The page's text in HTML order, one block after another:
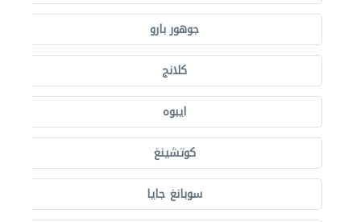
جوهور بارو
كلانج
ايبوه
كوتشينغ
سوبانغ جايا